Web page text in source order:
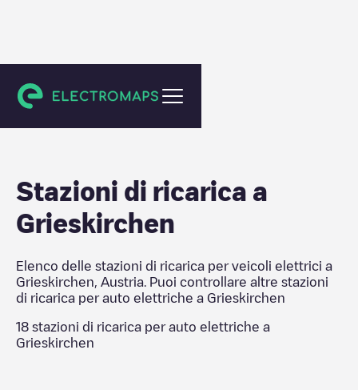
Grieskirchen
Stazioni di ricarica a
Grieskirchen
Elenco delle stazioni di ricarica per veicoli elettrici a
Grieskirchen
Austria . Puoi controllare altre stazioni
di ricarica per auto elettriche a Grieskirchen
18 stazioni di ricarica per auto elettriche a
Grieskirchen